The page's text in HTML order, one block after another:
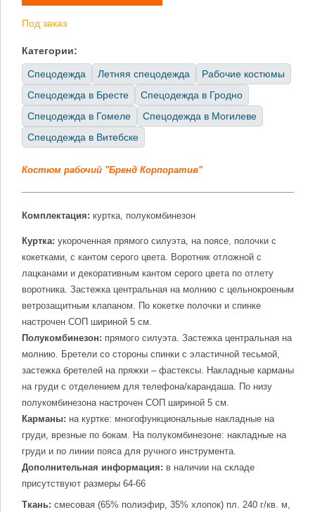
Под заказ
Категории:
Спецодежда Летняя спецодежда
Рабочие костюмы
Спецодежда в Бресте
Спецодежда в Гродно
Спецодежда в Гомеле
Спецодежда в Могилеве
Спецодежда в Витебске
Костюм рабочий "Бренд Корпоратив"
Комплектация: куртка, полукомбинезон
Куртка: укороченная прямого силуэта, на поясе, полочки с
кокетками, с кантом серого цвета. Воротник отложной с
лацканами и декоративным кантом серого цвета по отлету
воротника. Застежка центральная на молнию с цельнокроеным
ветрозащитным клапаном. По кокетке полочки и спинке
настрочен СОП шириной 5 см.
Полукомбинезон: прямого силуэта. Застежка центральная на
молнию. Бретели со стороны спинки с эластичной тесьмой,
застежка бретелей на пряжки – фастексы. Накладные карманы
на груди с отделением для телефона/карандаша. По низу
полукомбинезона настрочен СОП шириной 5 см.
Карманы: на куртке: многофункциональные накладные на
груди, врезные по бокам. На полукомбинезоне: накладные на
груди и по линии пояса для ручного инструмента.
Дополнительная информация: в наличии на складе
присутствуют размеры 64-66
Ткань: смесовая (65% полиэфир, 35% хлопок) пл. 240 г/кв. м,